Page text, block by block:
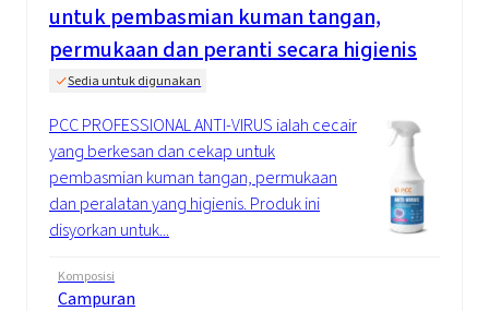
untuk pembasmian kuman tangan,
permukaan dan peranti secara higienis
Sedia untuk digunakan
PCC PROFESSIONAL ANTI-VIRUS ialah cecair
yang berkesan dan cekap untuk
pembasmian kuman tangan, permukaan
dan peralatan yang higienis. Produk ini
disyorkan untuk...
Komposisi
Campuran